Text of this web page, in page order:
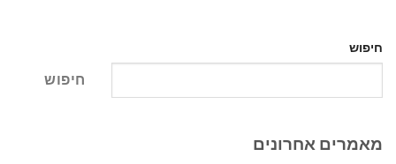
חיפוש
חיפוש
מאמרים אחרונים